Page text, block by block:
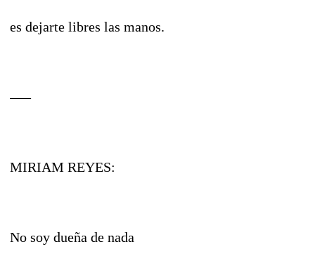
es dejarte libres las manos.
–––
MIRIAM REYES:
No soy dueña de nada